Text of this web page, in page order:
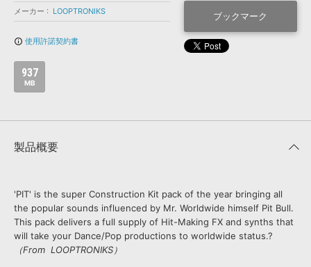
BGM »
お問い合わせ » 無償のサウンド管理ソフト
SLS
メーカー
LOOPTRONIKS
info_outline 使用許諾契約書
937
MB
ブックマーク
製品概要
'PIT' is the super Construction Kit pack of the year bringing all
the popular sounds influenced by Mr. Worldwide himself Pit Bull.
This pack delivers a full supply of Hit-Making FX and synths that
will take your Dance/Pop productions to worldwide status.?
（From LOOPTRONIKS）